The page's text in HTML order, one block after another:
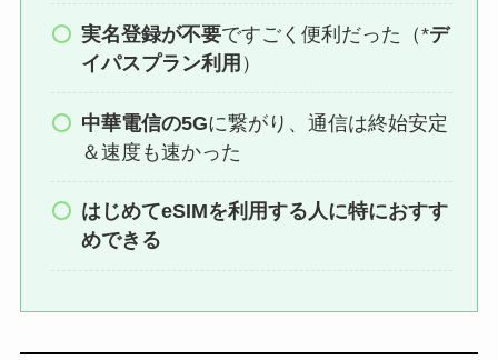
実名登録が不要ですごく便利だった（*デ
イパスプラン利用 ）
中華電信の5Gに繋がり、通信は終始安定
＆速度も速かった
はじめてeSIMを利用する人に特におすす
めできる